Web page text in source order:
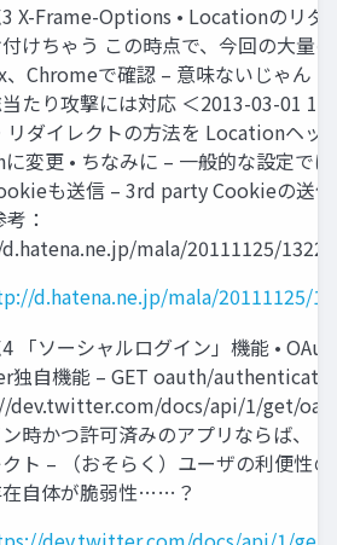
X-Frame-Options • Locationのリダ
けちゃう この時点で、今回の大量の
Chromeで確認 – 意味ないじゃん！
たり攻撃には対応 ＜2013-03-01 13
リダイレクトの方法を Locationヘ
変更 • ちなみに – 一般的な設定で
も送信 – 3rd party Cookieの送
：
mala/20111125/
d.hatena.ne.jp/mala/20111125/
「ソーシャルログイン」機能 •
自機能 – GET oauth/authenticate
dev.twitter.com/docs/api/1/get/
時かつ許可済みのアプリならば、
ト – （おそらく）ユーザの利便性
自体が脆弱性……？